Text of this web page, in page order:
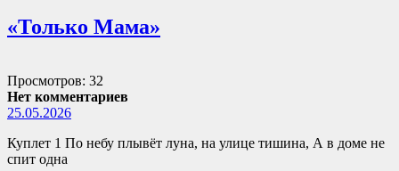
«Только Мама»
Просмотров: 32
Нет комментариев
25.05.2026
Куплет 1 По небу плывёт луна, на улице тишина, А в доме не
спит одна